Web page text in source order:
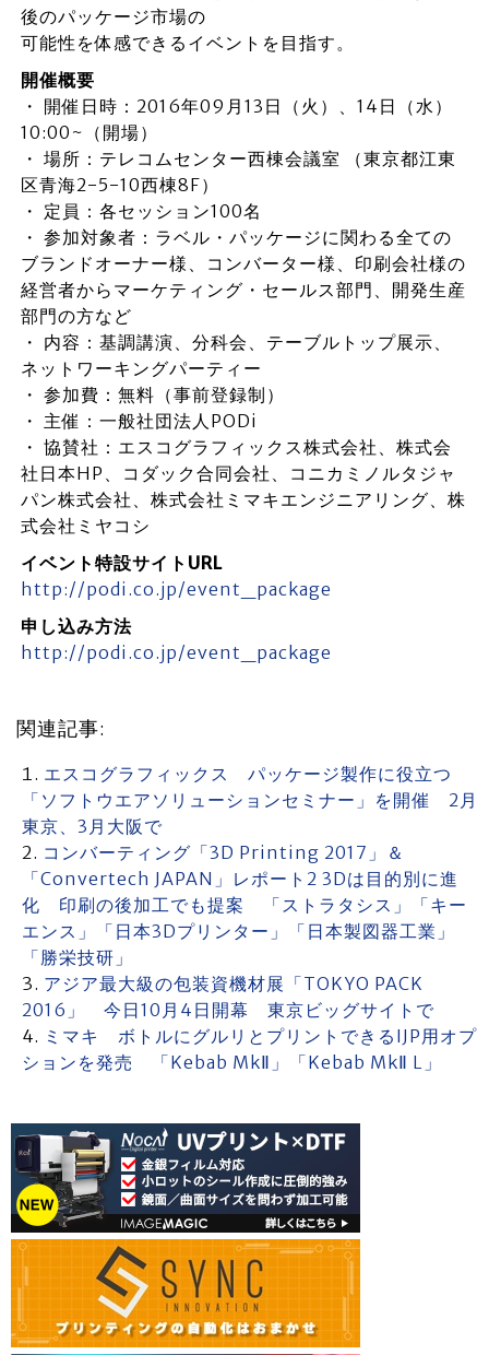
後のパッケージ市場の
可能性を体感できるイベントを目指す。
開催概要
・ 開催日時：2016年09月13日（火）、14日（水）
10:00~（開場）
・ 場所：テレコムセンター西棟会議室 （東京都江東
区青海2-5-10西棟8F）
・ 定員：各セッション100名
・ 参加対象者：ラベル・パッケージに関わる全ての
ブランドオーナー様、コンバーター様、印刷会社様の
経営者からマーケティング・セールス部門、開発生産
部門の方など
・ 内容：基調講演、分科会、テーブルトップ展示、
ネットワーキングパーティー
・ 参加費：無料（事前登録制）
・ 主催：一般社団法人PODi
・ 協賛社：エスコグラフィックス株式会社、株式会
社日本HP、コダック合同会社、コニカミノルタジャ
パン株式会社、株式会社ミマキエンジニアリング、株
式会社ミヤコシ
イベント特設サイトURL
http://podi.co.jp/event_package
申し込み方法
http://podi.co.jp/event_package
関連記事:
エスコグラフィックス パッケージ製作に役立つ
「ソフトウエアソリューションセミナー」を開催 2月
東京、3月大阪で
コンバーティング「3D Printing 2017」＆
「Convertech JAPAN」レポート2 3Dは目的別に進
化 印刷の後加工でも提案 「ストラタシス」「キー
エンス」「日本3Dプリンター」「日本製図器工業」
「勝栄技研」
アジア最大級の包装資機材展「TOKYO PACK
2016」 今日10月4日開幕 東京ビッグサイトで
ミマキ ボトルにグルリとプリントできるIJP用オプ
ションを発売 「Kebab MkⅡ」「Kebab MkⅡ L」